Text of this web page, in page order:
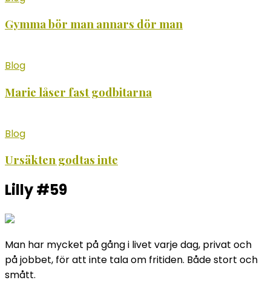
Gymma bör man annars dör man
Blog
Marie låser fast godbitarna
Blog
Ursäkten godtas inte
Lilly #59
Man har mycket på gång i livet varje dag, privat och
på jobbet, för att inte tala om fritiden. Både stort och
smått.